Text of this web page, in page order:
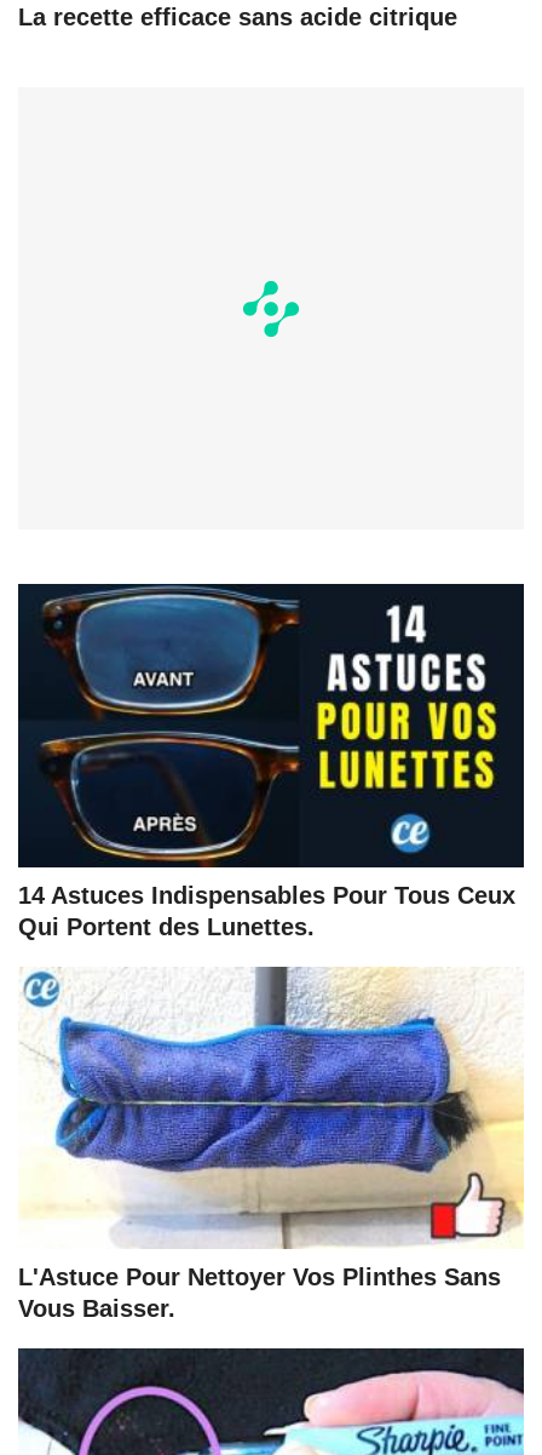
La recette efficace sans acide citrique
14 Astuces Indispensables Pour Tous Ceux
Qui Portent des Lunettes.
L'Astuce Pour Nettoyer Vos Plinthes Sans
Vous Baisser.